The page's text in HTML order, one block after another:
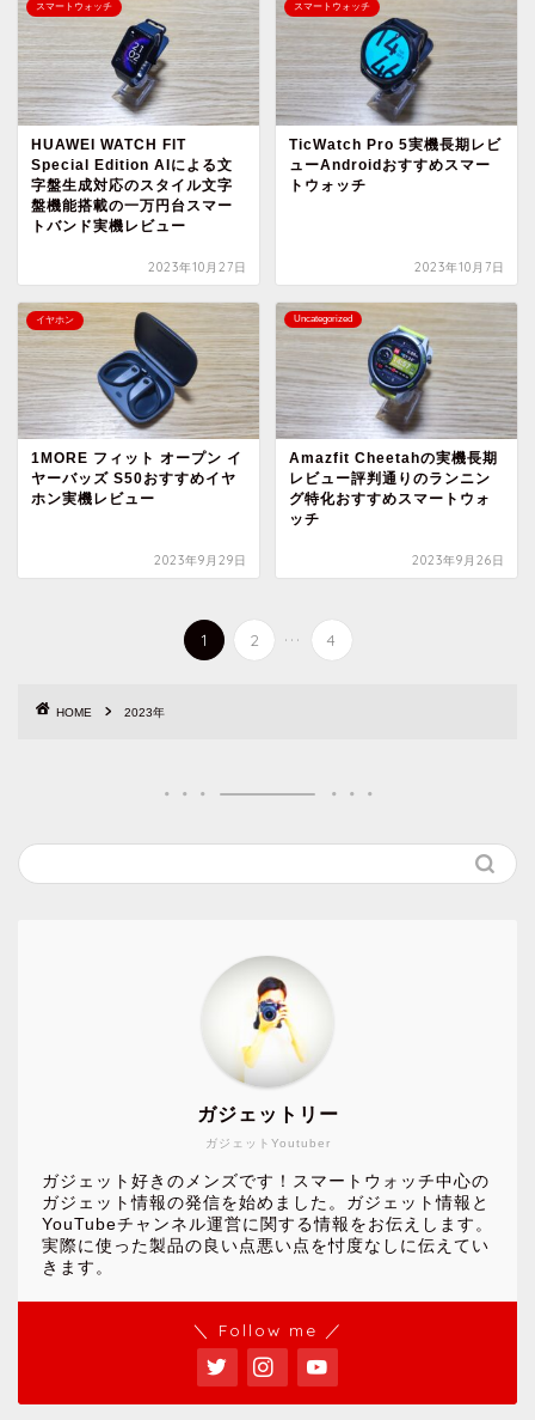
スマートウォッチ
HUAWEI WATCH FIT
Special Edition AIによる文
字盤生成対応のスタイル文字
盤機能搭載の一万円台スマー
トバンド実機レビュー
2023年10月27日
スマートウォッチ
TicWatch Pro 5実機長期レビ
ューAndroidおすすめスマー
トウォッチ
2023年10月7日
イヤホン
1MORE フィット オープン イ
ヤーバッズ S50おすすめイヤ
ホン実機レビュー
2023年9月29日
Uncategorized
Amazfit Cheetahの実機長期
レビュー評判通りのランニン
グ特化おすすめスマートウォ
ッチ
2023年9月26日
1 2 ... 4
HOME 2023年
ガジェットYoutuber
ガジェットリー
ガジェット好きのメンズです！スマートウォッチ中心の
ガジェット情報の発信を始めました。ガジェット情報と
YouTubeチャンネル運営に関する情報をお伝えします。
実際に使った製品の良い点悪い点を忖度なしに伝えてい
きます。
＼ Follow me ／